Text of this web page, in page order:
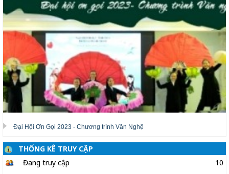
Đại Hội Ơn Gọi 2023 - Chương trình Văn Nghệ
THỐNG KÊ TRUY CẬP
Đang truy cập
10